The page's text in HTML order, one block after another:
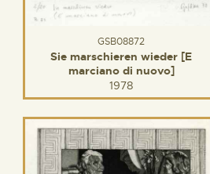
GSB08872
Sie marschieren wieder [E
marciano di nuovo]
1978